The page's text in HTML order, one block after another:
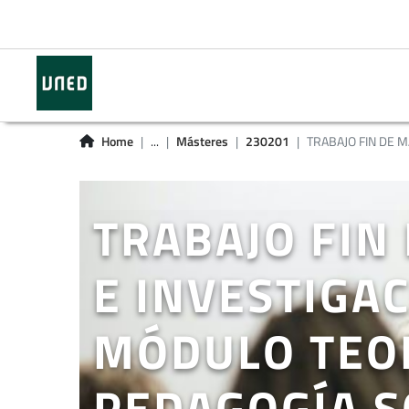
Home ... Másteres 230201 TRABAJO FIN DE
TRABAJO
E
MÓDULO